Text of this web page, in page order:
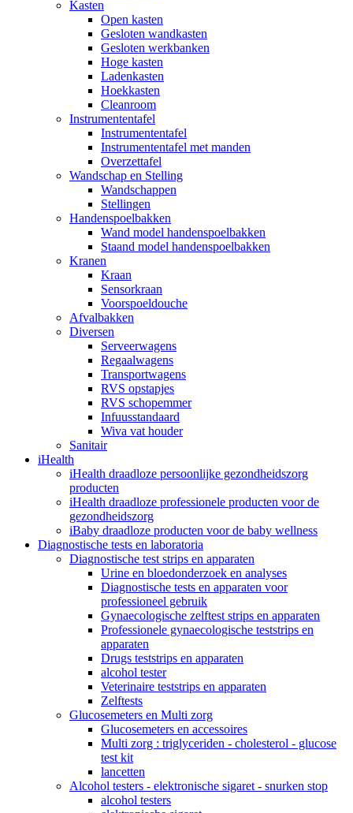
Kasten
Open kasten
Gesloten wandkasten
Gesloten werkbanken
Hoge kasten
Ladenkasten
Hoekkasten
Cleanroom
Instrumententafel
Instrumententafel
Instrumententafel met manden
Overzettafel
Wandschap en Stelling
Wandschappen
Stellingen
Handenspoelbakken
Wand model handenspoelbakken
Staand model handenspoelbakken
Kranen
Kraan
Sensorkraan
Voorspoeldouche
Afvalbakken
Diversen
Serveerwagens
Regaalwagens
Transportwagens
RVS opstapjes
RVS schopemmer
Infuusstandaard
Wiva vat houder
Sanitair
iHealth
iHealth draadloze persoonlijke gezondheidszorg
producten
iHealth draadloze professionele producten voor de
gezondheidszorg
iBaby draadloze producten voor de baby wellness
Diagnostische tests en laboratoria
Diagnostische test strips en apparaten
Urine en bloedonderzoek en analyses
Diagnostische tests en apparaten voor
professioneel gebruik
Gynaecologische zelftest strips en apparaten
Professionele gynaecologische teststrips en
apparaten
Drugs teststrips en apparaten
alcohol tester
Veterinaire teststrips en apparaten
Zelftests
Glucosemeters en Multi zorg
Glucosemeters en accessoires
Multi zorg : triglyceriden - cholesterol - glucose
test kit
lancetten
Alcohol testers - elektronische sigaret - snurken stop
alcohol testers